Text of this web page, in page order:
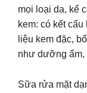
mọi loại da, kể
kem: có kết
liệu kem đặc,
như dưỡng ẩm,
Sữa rửa mặt